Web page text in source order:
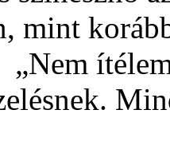
mint